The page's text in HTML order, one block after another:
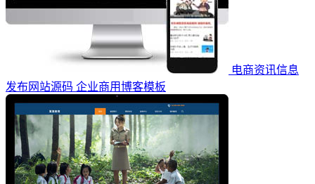
电商资讯信息
发布网站源码 企业商用博客模板